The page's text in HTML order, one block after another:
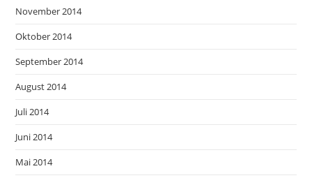
November 2014
Oktober 2014
September 2014
August 2014
Juli 2014
Juni 2014
Mai 2014